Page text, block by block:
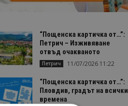
“Пощенска картичка от…”:
Петрич – Изживяване
отвъд очакваното
Петрич 11/07/2026 11:22
“Пощенска картичка от…”:
Пловдив, градът на всички
времена